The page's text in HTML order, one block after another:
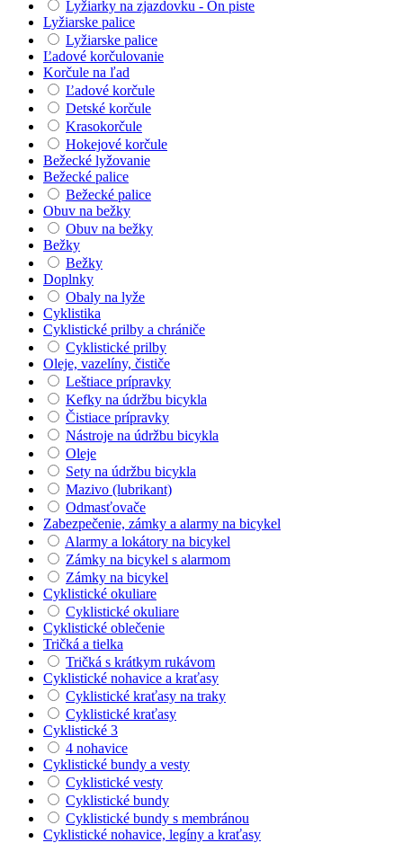
Lyžiarky na zjazdovku - On piste
Lyžiarske palice
Lyžiarske palice
Ľadové korčulovanie
Korčule na ľad
Ľadové korčule
Detské korčule
Krasokorčule
Hokejové korčule
Bežecké lyžovanie
Bežecké palice
Bežecké palice
Obuv na bežky
Obuv na bežky
Bežky
Bežky
Doplnky
Obaly na lyže
Cyklistika
Cyklistické prilby a chrániče
Cyklistické prilby
Oleje, vazelíny, čističe
Leštiace prípravky
Kefky na údržbu bicykla
Čistiace prípravky
Nástroje na údržbu bicykla
Oleje
Sety na údržbu bicykla
Mazivo (lubrikant)
Odmasťovače
Zabezpečenie, zámky a alarmy na bicykel
Alarmy a lokátory na bicykel
Zámky na bicykel s alarmom
Zámky na bicykel
Cyklistické okuliare
Cyklistické okuliare
Cyklistické oblečenie
Tričká a tielka
Tričká s krátkym rukávom
Cyklistické nohavice a kraťasy
Cyklistické kraťasy na traky
Cyklistické kraťasy
Cyklistické 3
4 nohavice
Cyklistické bundy a vesty
Cyklistické vesty
Cyklistické bundy
Cyklistické bundy s membránou
Cyklistické nohavice, legíny a kraťasy